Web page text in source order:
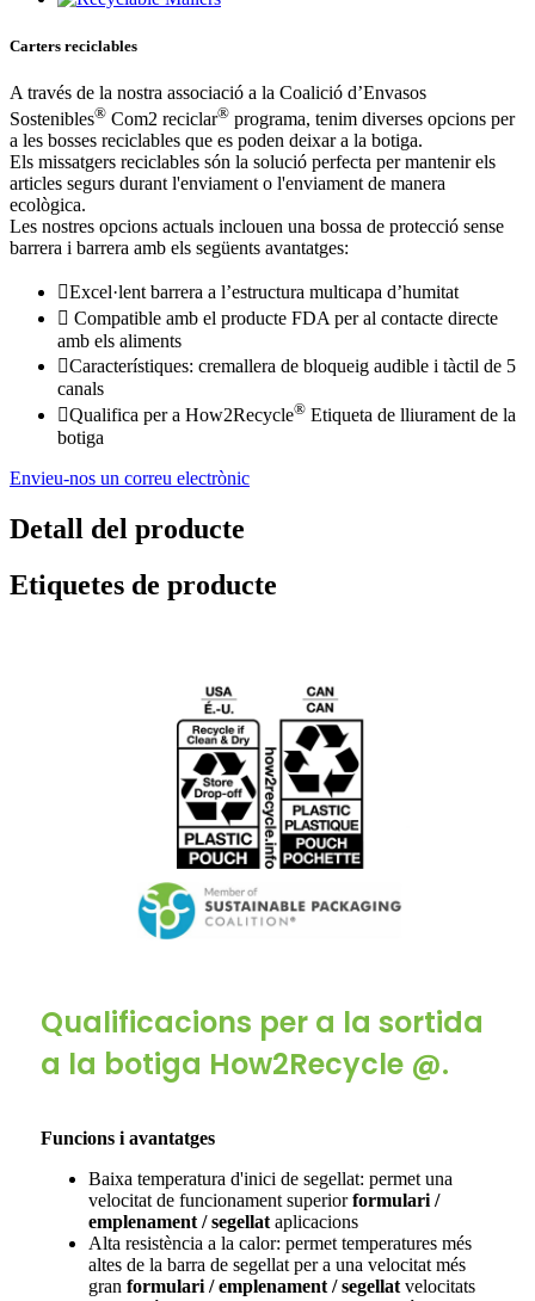
Carters reciclables
A través de la nostra associació a la Coalició d’Envasos
Sostenibles® Com2 reciclar® programa, tenim diverses opcions per
a les bosses reciclables que es poden deixar a la botiga.
Els missatgers reciclables són la solució perfecta per mantenir els
articles segurs durant l'enviament o l'enviament de manera
ecològica.
Les nostres opcions actuals inclouen una bossa de protecció sense
barrera i barrera amb els següents avantatges:
Excel·lent barrera a l’estructura multicapa d’humitat
 Compatible amb el producte FDA per al contacte directe
amb els aliments
Característiques: cremallera de bloqueig audible i tàctil de 5
canals
Qualifica per a How2Recycle® Etiqueta de lliurament de la
botiga
Envieu-nos un correu electrònic
Detall del producte
Etiquetes de producte
Qualificacions per a la sortida
a la botiga How2Recycle @.
Funcions i avantatges
Baixa temperatura d'inici de segellat: permet una
velocitat de funcionament superiorformulari /
emplenament / segellat aplicacions
Alta resistència a la calor: permet temperatures més
altes de la barra de segellat per a una velocitat més
gran formulari / emplenament / segellat velocitats